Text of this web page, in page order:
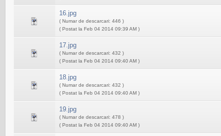
16.jpg
( Numar de descarcari: 446 )
( Postat la Feb 04 2014 09:39 AM )
17.jpg
( Numar de descarcari: 432 )
( Postat la Feb 04 2014 09:40 AM )
18.jpg
( Numar de descarcari: 432 )
( Postat la Feb 04 2014 09:40 AM )
19.jpg
( Numar de descarcari: 478 )
( Postat la Feb 04 2014 09:40 AM )